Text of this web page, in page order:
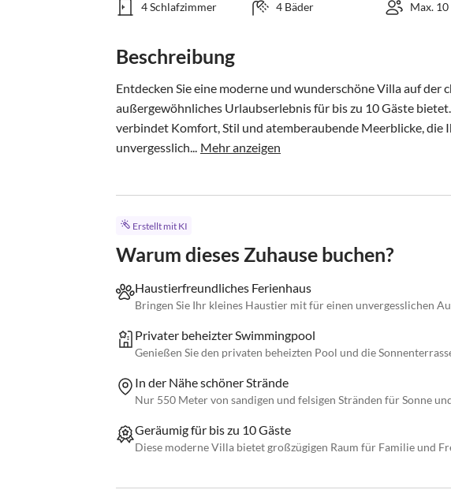
4 Schlafzimmer 4 Bäder Max. 10
Beschreibung
Entdecken Sie eine moderne und wunderschöne Villa auf der
außergewöhnliches Urlaubserlebnis für bis zu 10 Gäste
verbindet Komfort, Stil und atemberaubende Meerblicke,
unvergesslich... Mehr anzeigen
Erstellt mit KI
Warum dieses Zuhause buchen?
Haustierfreundliches Ferienhaus
Bringen Sie Ihr kleines Haustier mit für einen unvergesslichen
Privater beheizter Swimmingpool
Genießen Sie den privaten beheizten Pool und die
In der Nähe schöner Strände
Nur 550 Meter von sandigen und felsigen Stränden für Sonne
Geräumig für bis zu 10 Gäste
Diese moderne Villa bietet großzügigen Raum für Familie und